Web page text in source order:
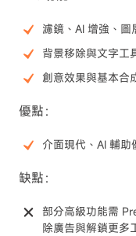
濾鏡、AI 增強、圖
背景移除與文字工
創意效果與基本合
優點：
介面現代、AI 輔助
缺點：
部分高級功能需
除廣告與解鎖更多